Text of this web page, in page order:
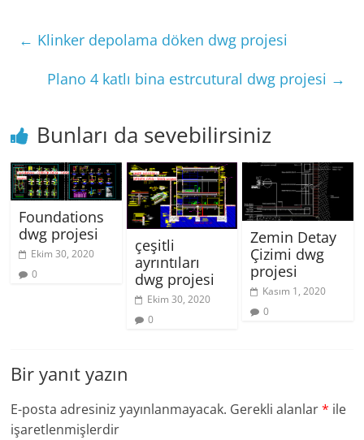
← Klinker depolama döken dwg projesi
Plano 4 katlı bina estrcutural dwg projesi →
Bunları da sevebilirsiniz
Foundations
dwg projesi
Ekim 30, 2020
0
çeşitli
ayrıntıları
dwg projesi
Ekim 30, 2020
0
Zemin Detay
Çizimi dwg
projesi
Kasım 1, 2020
0
Bir yanıt yazın
E-posta adresiniz yayınlanmayacak. Gerekli alanlar* ile
işaretlenmişlerdir